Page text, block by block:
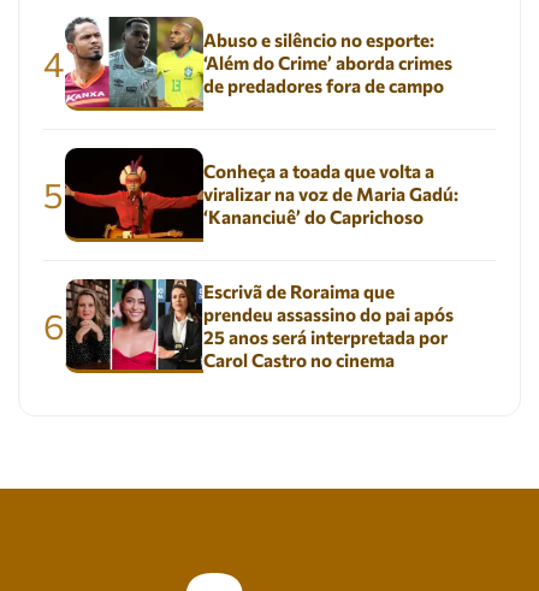
4
Abuso e silêncio no esporte:
‘Além do Crime’ aborda crimes
de predadores fora de campo
5
Conheça a toada que volta a
viralizar na voz de Maria Gadú:
‘Kananciuê’ do Caprichoso
6
Escrivã de Roraima que
prendeu assassino do pai após
25 anos será interpretada por
Carol Castro no cinema